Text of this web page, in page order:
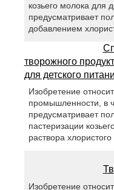
козьего молока для
предусматривает
добавлением
творожного
для детского
Изобретение
промышленности, в
предусматривает
пастеризации
раствора
Изобретение